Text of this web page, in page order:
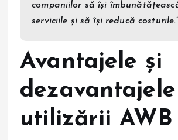
companiilor să își
serviciile și să își reducă costurile.”
Avantajele și
dezavantajele
utilizării AWB